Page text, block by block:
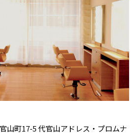
山町17-5 代官山アドレス・プロムナ